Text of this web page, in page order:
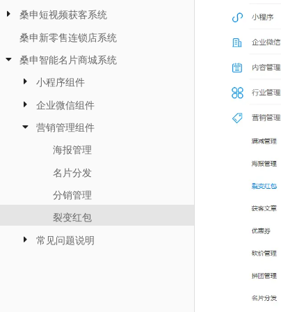
桑申短视频获客系统
桑申新零售连锁店系统
桑申智能名片商城系统
小程序组件
企业微信组件
营销管理组件
海报管理
名片分发
分销管理
裂变红包
常见问题说明